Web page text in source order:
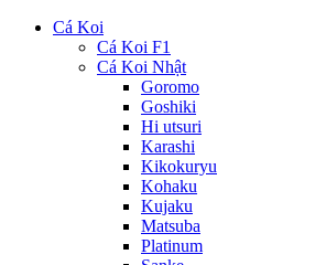
Cá Koi
Cá Koi F1
Cá Koi Nhật
Goromo
Goshiki
Hi utsuri
Karashi
Kikokuryu
Kohaku
Kujaku
Matsuba
Platinum